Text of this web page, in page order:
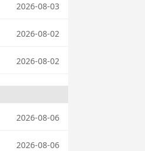
2026-08-03
2026-08-02
2026-08-02
2026-08-06
2026-08-06